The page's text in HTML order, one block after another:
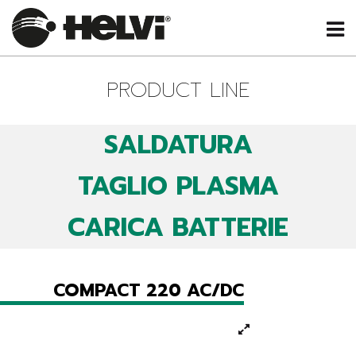
PRODUCT LINE
SALDATURA
TAGLIO PLASMA
CARICA BATTERIE
COMPACT 220 AC/DC